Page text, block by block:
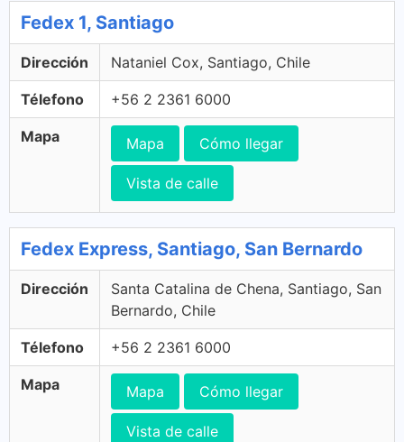
Fedex 1, Santiago
Dirección Nataniel Cox, Santiago, Chile
Télefono +56 2 2361 6000
Mapa Mapa Cómo llegar
Vista de calle
Fedex Express, Santiago, San Bernardo
Dirección
Santa Catalina de Chena, Santiago, San
Bernardo, Chile
Télefono +56 2 2361 6000
Mapa Mapa Cómo llegar
Vista de calle